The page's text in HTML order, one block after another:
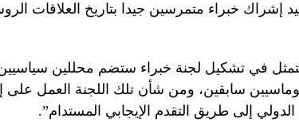
خبراء متمرسين جيدا بتاريخ العلاقات
في تشكيل لجنة خبراء ستضم محللين
سابقين، ومن شأن تلك اللجنة العمل على
الدولي إلى طريق التقدم الإيجابي المستدام”.